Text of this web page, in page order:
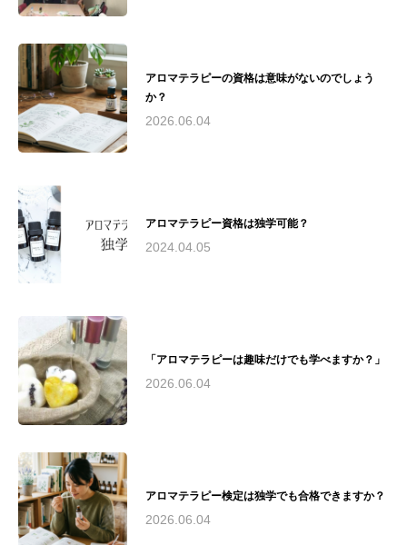
夏〜予定）理念： "アロマテラピーを通じて、
人々の心と身体の健康と美しさを引き出し、
Quality of Life（生活の質）の向上に貢献する"と
く活躍。その経験と知識を活かし、心と体の健
康づくりに貢献しています。
アロマテラピーの資格は意味がないのでしょう
か？
2026.06.04
アロマテラピー資格は独学可能？
2024.04.05
「アロマテラピーは趣味だけでも学べますか？」
2026.06.04
アロマテラピー検定は独学でも合格できますか？
2026.06.04